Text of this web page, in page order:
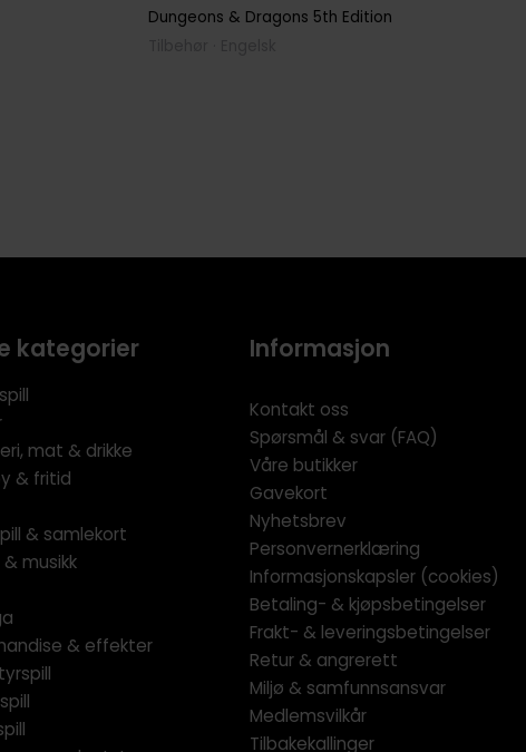
Dungeons & Dragons 5th Edition
kategorier
mat & drikke
& fritid
& samlekort
& musikk
& effekter
Informasjon
Kontakt oss
Spørsmål & svar (FAQ)
Våre butikker
Gavekort
Nyhetsbrev
Personvernerklæring
Informasjonskapsler (cookies)
Betaling- & kjøpsbetingelser
Frakt- & leveringsbetingelser
Retur & angrerett
Miljø & samfunnsansvar
Medlemsvilkår
Tilbakekallinger